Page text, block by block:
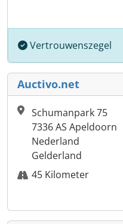
Vertrouwenszegel
Auctivo.net
Schumanpark 75
7336 AS Apeldoorn
Nederland
Gelderland
45 Kilometer